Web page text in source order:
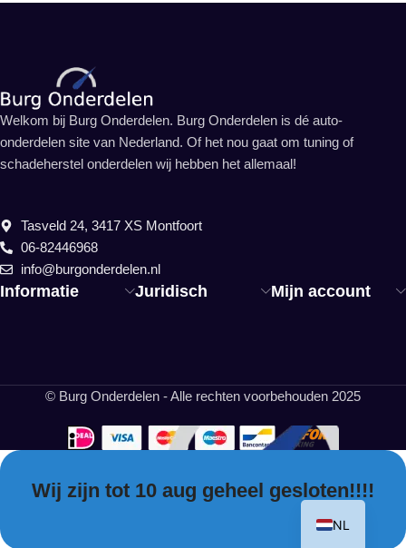
Informatie Juridisch Mijn account
Welkom bij Burg Onderdelen. Burg Onderdelen is dé auto-
onderdelen site van Nederland. Of het nou gaat om tuning of
schadeherstel onderdelen wij hebben het allemaal!
Tasveld 24, 3417 XS Montfoort
06-82446968
info@burgonderdelen.nl
© Burg Onderdelen - Alle rechten voorbehouden 2025
Wij zijn tot 10 aug geheel gesloten!!!!
NL
EN